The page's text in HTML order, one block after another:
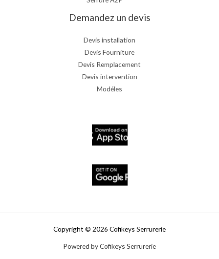
Demandez un devis
Devis installation
Devis Fourniture
Devis Remplacement
Devis intervention
Modéles
Copyright © 2026 Cofikeys Serrurerie
Powered by Cofikeys Serrurerie